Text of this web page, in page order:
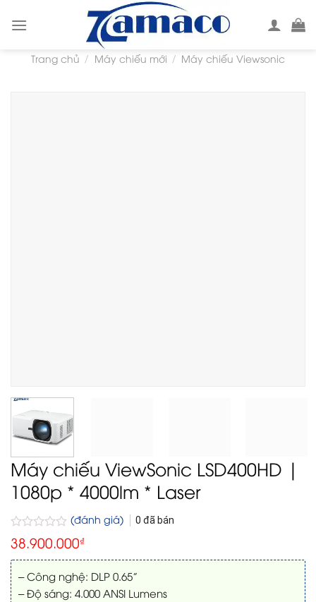
Trang chủ / Máy chiếu mới / Máy chiếu Viewsonic
Máy chiếu ViewSonic LSD400HD |
1080p * 4000lm * Laser
Được
xếp
hạng
0
5
sao
(đánh giá) 0 đã bán
38.900.000₫
– Công nghệ: DLP 0.65”
– Độ sáng: 4.000 ANSI Lumens